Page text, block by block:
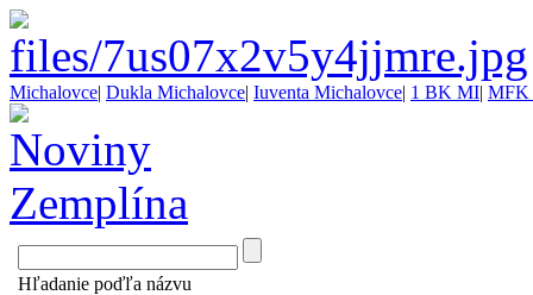
Michalovce| Dukla Michalovce| Iuventa Michalovce| 1 BK MI| MFK
Hľadanie poďľa názvu